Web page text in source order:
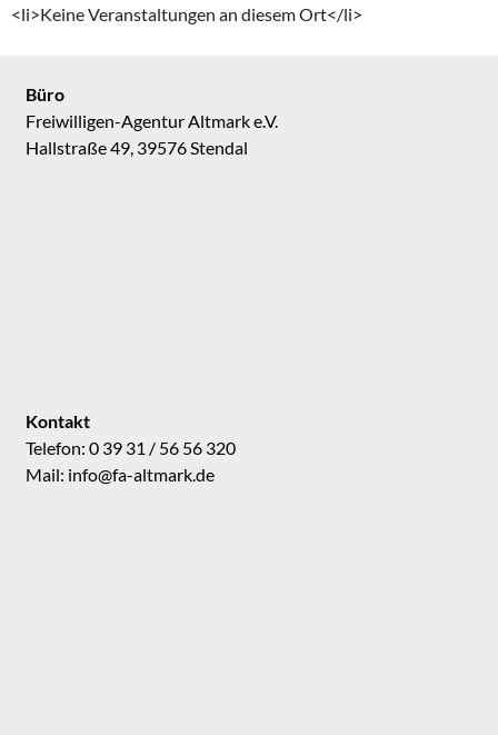
<li>Keine Veranstaltungen an diesem Ort</li>
Kontakt
Telefon: 0 39 31 / 56 56 320
Mail: info@fa-altmark.de
Büro
Freiwilligen-Agentur Altmark e.V.
Hallstraße 49, 39576 Stendal